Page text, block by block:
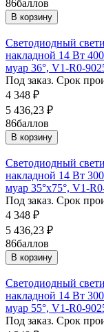
86баллов
В корзину
Светодиодный
накладной 14 Вт
муар 36°, V1-R0-
Под заказ. Срок
4 348 ₽
5 436,23 ₽
86баллов
В корзину
Светодиодный
накладной 14 Вт
муар 35°x75°, V1-
Под заказ. Срок
4 348 ₽
5 436,23 ₽
86баллов
В корзину
Светодиодный
накладной 14 Вт
муар 55°, V1-R0-
Под заказ. Срок